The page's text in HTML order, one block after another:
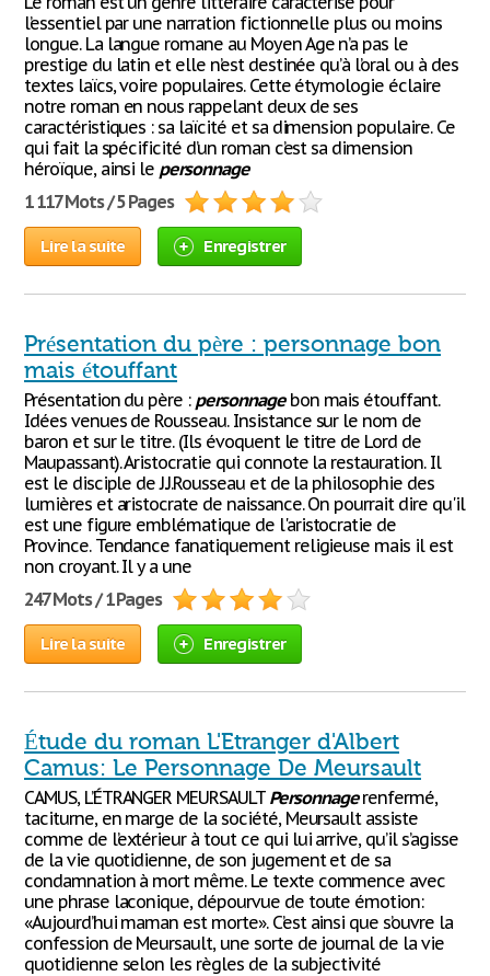
l’essentiel par une narration fictionnelle plus ou moins
longue. La langue romane au Moyen Age n’a pas le
prestige du latin et elle n’est destinée qu’à l’oral ou à des
textes laïcs, voire populaires. Cette étymologie éclaire
notre roman en nous rappelant deux de ses
caractéristiques : sa laïcité et sa dimension populaire. Ce
qui fait la spécificité d’un roman c’est sa dimension
héroïque, ainsi le personnage
1 117 Mots / 5 Pages
Lire la suite Enregistrer
Présentation du père : personnage bon
mais étouffant
Présentation du père : personnagebon mais étouffant.
Idées venues de Rousseau. Insistance sur le nom de
baron et sur le titre. (Ils évoquent le titre de Lord de
Maupassant). Aristocratie qui connote la restauration. Il
est le disciple de J.J.Rousseau et de la philosophie des
lumières et aristocrate de naissance. On pourrait dire qu'il
est une figure emblématique de l'aristocratie de
Province. Tendance fanatiquement religieuse mais il est
non croyant. Il y a une
247 Mots / 1 Pages
Lire la suite Enregistrer
Étude du roman L'Etranger d'Albert
Camus: Le Personnage De Meursault
CAMUS, L’ÉTRANGER MEURSAULT Personnagerenfermé,
taciturne, en marge de la société, Meursault assiste
comme de l’extérieur à tout ce qui lui arrive, qu’il s’agisse
de la vie quotidienne, de son jugement et de sa
condamnation à mort même. Le texte commence avec
une phrase laconique, dépourvue de toute émotion:
«Aujourd’hui maman est morte». C’est ainsi que s’ouvre la
confession de Meursault, une sorte de journal de la vie
quotidienne selon les règles de la subjectivité